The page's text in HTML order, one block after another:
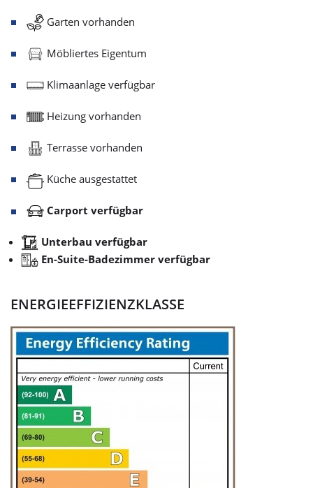
Garten vorhanden
Möbliertes Eigentum
Klimaanlage verfügbar
Heizung vorhanden
Terrasse vorhanden
Küche ausgestattet
Carport verfügbar
Unterbau verfügbar
En-Suite-Badezimmer verfügbar
ENERGIEEFFIZIENZKLASSE